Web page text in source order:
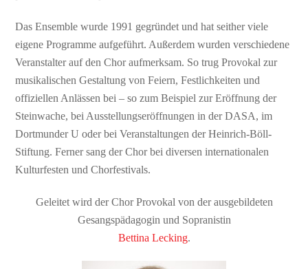
Das Ensemble wurde 1991 gegründet und hat seither viele
eigene Programme aufgeführt. Außerdem wurden verschiedene
Veranstalter auf den Chor aufmerksam. So trug Provokal zur
musikalischen Gestaltung von Feiern, Festlichkeiten und
offiziellen Anlässen bei – so zum Beispiel zur Eröffnung der
Steinwache, bei Ausstellungseröffnungen in der DASA, im
Dortmunder U oder bei Veranstaltungen der Heinrich-Böll-
Stiftung. Ferner sang der Chor bei diversen internationalen
Kulturfesten und Chorfestivals.
Geleitet wird der Chor Provokal von der ausgebildeten
Gesangspädagogin und Sopranistin
Bettina Lecking.